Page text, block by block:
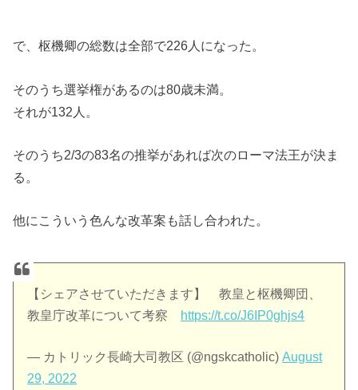
で、枢機卿の総数は全部で226人になった。
そのうち選挙権があるのは80歳未満。
それが132人。
そのうち2/3の83名の推挙があれば次のローマ法王が決ま
る。
他にこういう色んな改革案も話し合われた。
【シェアさせていただきます】 教皇と枢機卿団、
教皇庁改革について考察
https://t.co/J6IP0ghjs4
— カトリック長崎大司教区 (@ngskcatholic)August
29, 2022